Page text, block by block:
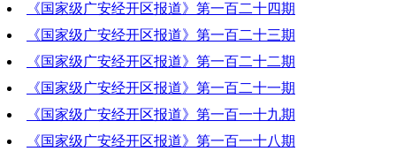
2021-08-05 20:42:38
《国家级广安经开区报道》第一百二十四期
2021-07-29 20:47:07
《国家级广安经开区报道》第一百二十三期
2021-07-23 20:42:10
《国家级广安经开区报道》第一百二十二期
2021-07-15 19:58:43
《国家级广安经开区报道》第一百二十一期
2021-07-08 21:35:31
《国家级广安经开区报道》第一百一十九期
2021-06-24 20:02:04
《国家级广安经开区报道》第一百一十八期